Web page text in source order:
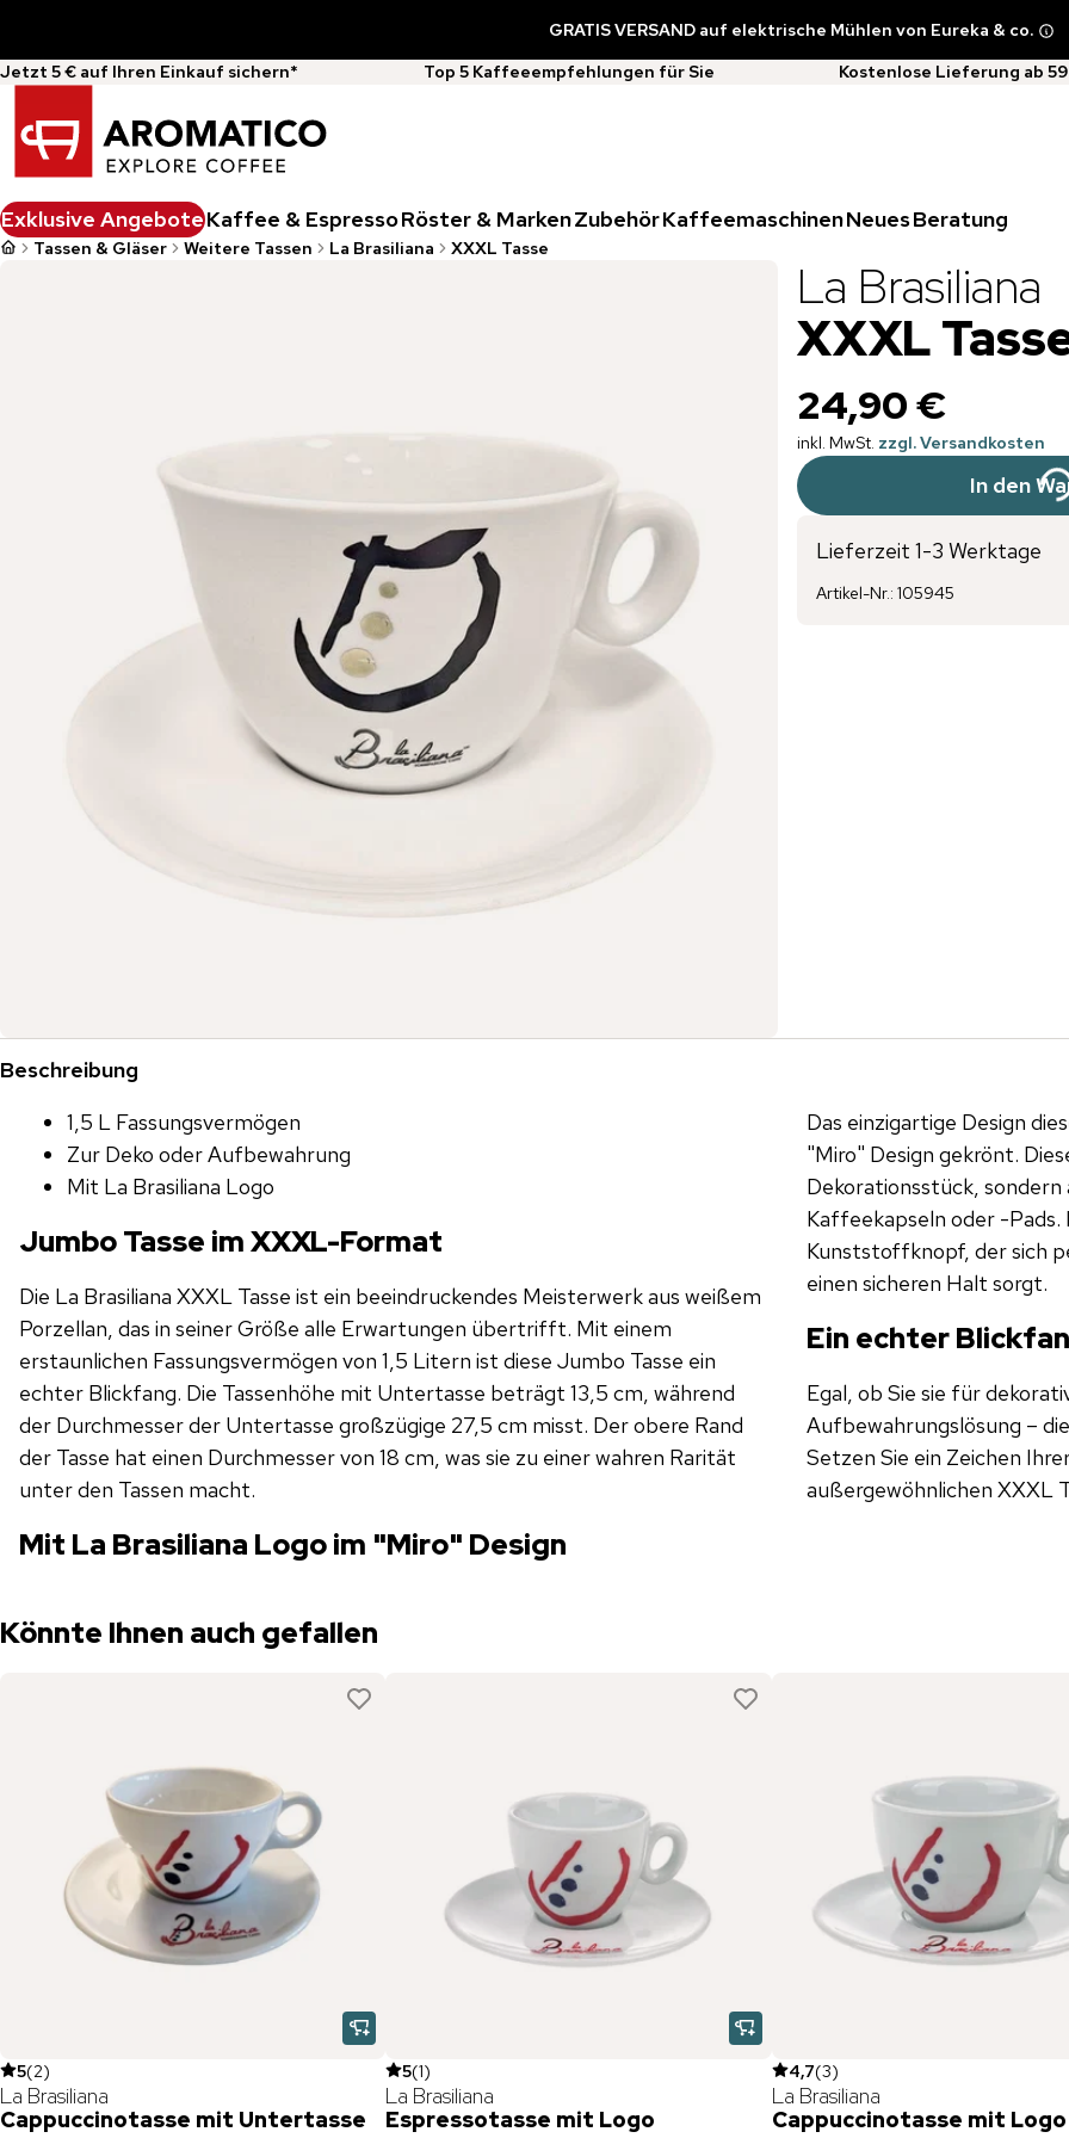
GRATIS VERSAND auf elektrische Mühlen von Eureka & co.
Jetzt 5 € auf Ihren Einkauf sichern*
Top 5 Kaffeeempfehlungen für Sie Kostenlose Lieferung ab
Exklusive AngeboteKaffee & EspressoRöster & MarkenZubehörKaffeemaschinenNeuesBeratung
Tassen & Gläser Weitere Tassen La Brasiliana XXXL Tasse
La Brasiliana
XXXL
24,90 €
inkl. MwSt. zzgl. Versandkosten
In den
Lieferzeit 1-3 Werktage
Artikel-Nr.: 105945
Beschreibung
1,5 L Fassungsvermögen
Zur Deko oder Aufbewahrung
Mit La Brasiliana Logo
Jumbo Tasse im XXXL-Format
Die La Brasiliana XXXL Tasse ist ein beeindruckendes Meisterwerk aus weißem
Porzellan, das in seiner Größe alle Erwartungen übertrifft. Mit einem
erstaunlichen Fassungsvermögen von 1,5 Litern ist diese Jumbo Tasse ein
echter Blickfang. Die Tassenhöhe mit Untertasse beträgt 13,5 cm, während
der Durchmesser der Untertasse großzügige 27,5 cm misst. Der obere Rand
der Tasse hat einen Durchmesser von 18 cm, was sie zu einer wahren Rarität
unter den Tassen macht.
Mit La Brasiliana Logo im "Miro" Design
Das einzigartige Design
"Miro" Design gekrönt.
Dekorationsstück,
Kaffeekapseln oder -
Kunststoffknopf, der sich
einen sicheren Halt sorgt.
Ein echter
Egal, ob Sie sie für
Aufbewahrungslösung –
Setzen Sie ein Zeichen
außergewöhnlichen XXXL
Könnte Ihnen auch gefallen
5(2)
La Brasiliana
Cappuccinotasse mit Untertasse
5(1)
La Brasiliana
Espressotasse mit Logo
4,7(3)
La Brasiliana
Cappuccinotasse mit Logo